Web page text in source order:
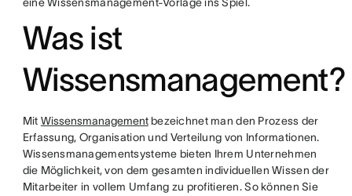
Was ist
Wissensmanagement?
Mit Wissensmanagementbezeichnet man den Prozess der
Erfassung, Organisation und Verteilung von Informationen.
Wissensmanagementsysteme bieten Ihrem Unternehmen
die Möglichkeit, von dem gesamten individuellen Wissen der
Mitarbeiter in vollem Umfang zu profitieren. So können Sie